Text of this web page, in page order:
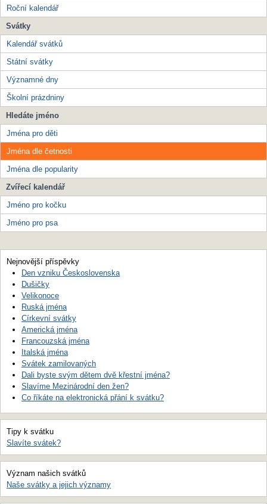
Roční kalendář
Svátky
Kalendář svátků
Státní svátky
Významné dny
Školní prázdniny
Hledáte jméno
Jména pro děti
Jména dle četnosti
Jména dle popularity
Zvířecí kalendář
Jméno pro kočku
Jméno pro psa
Nejnovější příspěvky
Den vzniku Československa
Dušičky
Velikonoce
Ruská jména
Církevní svátky
Americká jména
Francouzská jména
Italská jména
Svátek zamilovaných
Dali byste svým dětem dvě křestní jména?
Slavíme Mezinárodní den žen?
Co říkáte na elektronická přání k svátku?
Tipy k svátku
Slavíte svátek?
Význam našich svátků
Naše svátky a jejich významy